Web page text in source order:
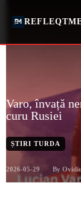
Varo, învață
curu Rusiei
ȘTIRI TURDA
2026-05-29 By